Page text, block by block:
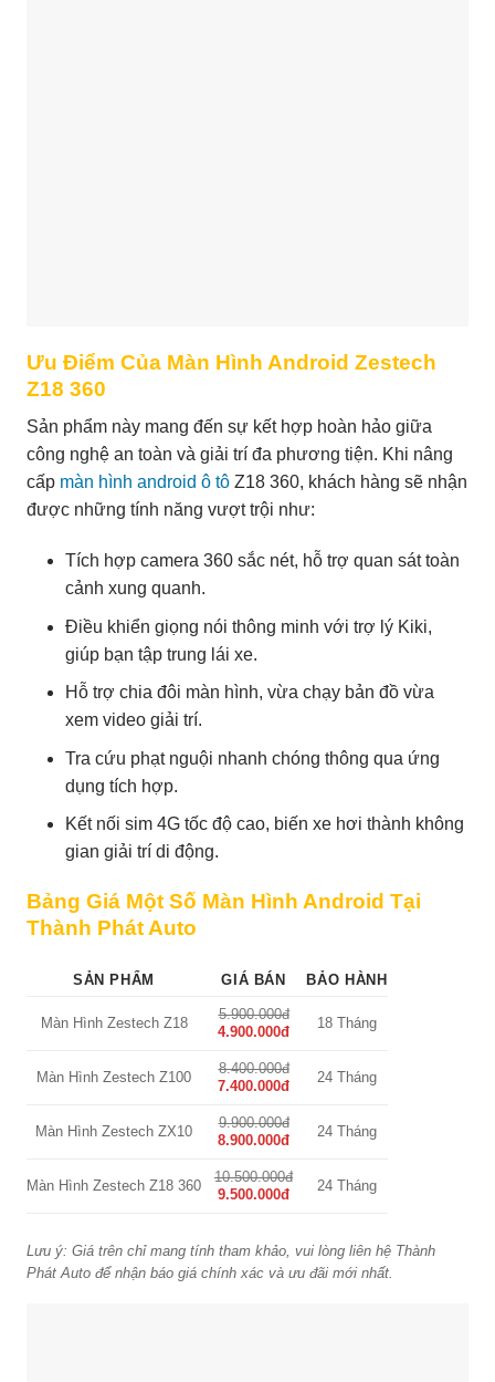
Ưu Điểm Của Màn Hình Android Zestech
Z18 360
Sản phẩm này mang đến sự kết hợp hoàn hảo giữa
công nghệ an toàn và giải trí đa phương tiện. Khi nâng
cấp màn hình android ô tô Z18 360, khách hàng sẽ nhận
được những tính năng vượt trội như:
Tích hợp camera 360 sắc nét, hỗ trợ quan sát toàn
cảnh xung quanh.
Điều khiển giọng nói thông minh với trợ lý Kiki,
giúp bạn tập trung lái xe.
Hỗ trợ chia đôi màn hình, vừa chạy bản đồ vừa
xem video giải trí.
Tra cứu phạt nguội nhanh chóng thông qua ứng
dụng tích hợp.
Kết nối sim 4G tốc độ cao, biến xe hơi thành không
gian giải trí di động.
Bảng Giá Một Số Màn Hình Android Tại
Thành Phát Auto
SẢN PHẨM GIÁ BÁN BẢO HÀNH
Màn Hình Zestech Z18
5.900.000đ
4.900.000đ
18 Tháng
Màn Hình Zestech Z100
8.400.000đ
7.400.000đ
24 Tháng
Màn Hình Zestech ZX10
9.900.000đ
8.900.000đ
24 Tháng
Màn Hình Zestech Z18 360
10.500.000đ
9.500.000đ
24 Tháng
Lưu ý: Giá trên chỉ mang tính tham khảo, vui lòng liên hệ Thành
Phát Auto để nhận báo giá chính xác và ưu đãi mới nhất.